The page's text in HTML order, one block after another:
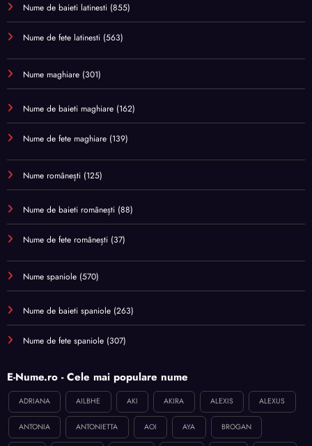
Nume de baieti latinesti (855)
Nume de fete latinesti (563)
Nume maghiare (301)
Nume de baieti maghiare (162)
Nume de fete maghiare (139)
Nume românești (125)
Nume de baieti românești (88)
Nume de fete românești (37)
Nume spaniole (570)
Nume de baieti spaniole (263)
Nume de fete spaniole (307)
E-Nume.ro - Cele mai populare nume
ADRIANA AILBHE AKI AKIRA ALEXIS ALEXUS
ANTONIA ANTONIETTA AOI AYA BROGAN